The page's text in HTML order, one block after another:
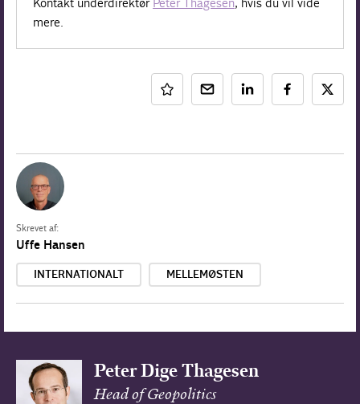
mere.
Skrevet af:
Uffe Hansen
INTERNATIONALT MELLEMØSTEN
Peter Dige Thagesen
Head of Geopolitics